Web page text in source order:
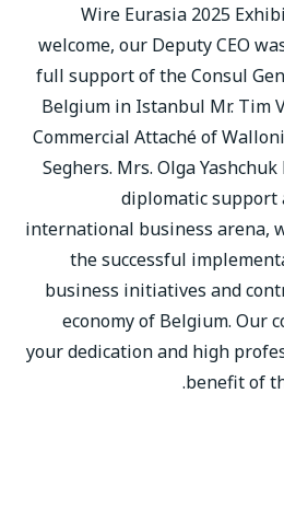
Wire Eurasia 2025
welcome, our Deputy CEO
full support of the Consul
Belgium in Istanbul Mr. Tim
Commercial Attaché of
Seghers. Mrs. Olga
diplomatic support
international business arena,
the successful
business initiatives and
economy of Belgium. Our
your dedication and high
benefit of